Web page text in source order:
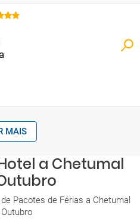
MAIS
a Chetumal
Pacotes de Férias a Chetumal